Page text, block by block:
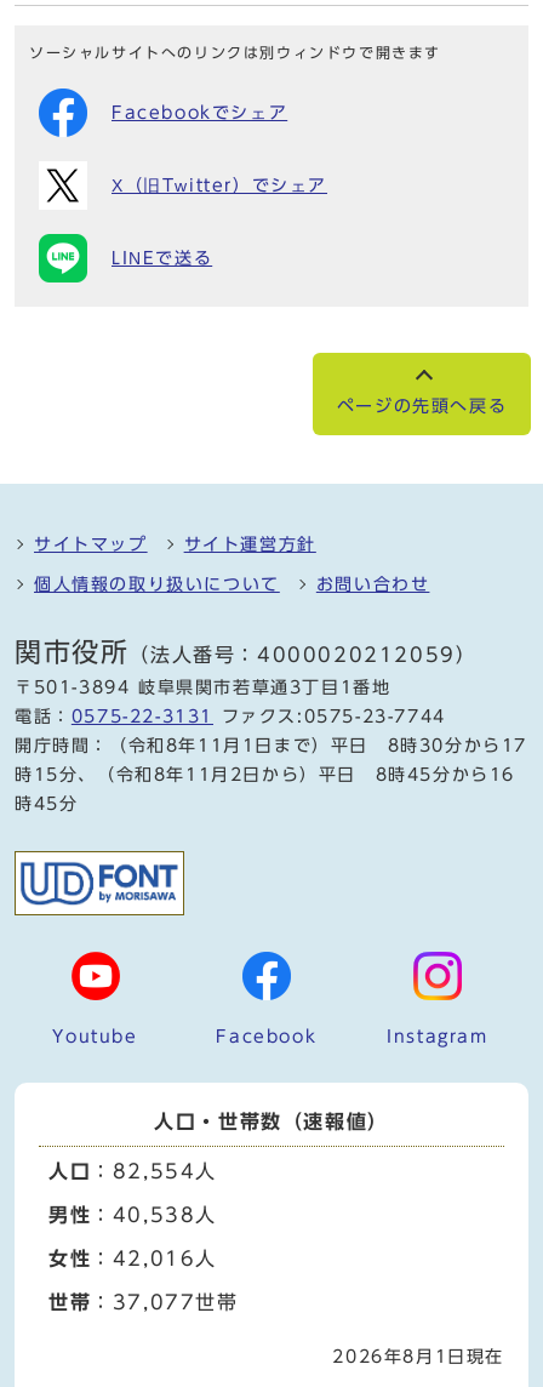
ソーシャルサイトへのリンクは別ウィンドウで開きます
Facebookでシェア
X（旧Twitter）でシェア
LINEで送る
ページの先頭へ戻る
サイトマップ サイト運営方針
個人情報の取り扱いについて お問い合わせ
関市役所 （法人番号：4000020212059）
〒501-3894 岐阜県関市若草通3丁目1番地
電話： 0575-22-3131
ファクス:0575-23-7744
開庁時間：（令和8年11月1日まで）平日 8時30分から17
時15分、（令和8年11月2日から）平日 8時45分から16
時45分
Youtube Facebook Instagram
人口・世帯数（速報値）
人口 ：82,554人
男性 ：40,538人
女性 ：42,016人
世帯 ：37,077世帯
2026年8月1日現在